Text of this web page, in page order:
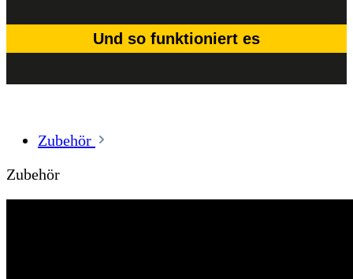
Und so funktioniert es
Zubehör
Zubehör